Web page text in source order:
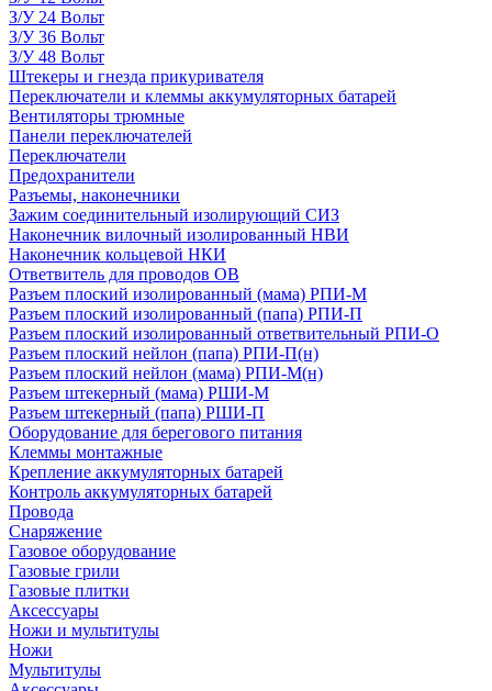
З/У 24 Вольт
З/У 36 Вольт
З/У 48 Вольт
Штекеры и гнезда прикуривателя
Переключатели и клеммы аккумуляторных батарей
Вентиляторы трюмные
Панели переключателей
Переключатели
Предохранители
Разъемы, наконечники
Зажим соединительный изолирующий СИЗ
Наконечник вилочный изолированный НВИ
Наконечник кольцевой НКИ
Ответвитель для проводов ОВ
Разъем плоский изолированный (мама) РПИ-М
Разъем плоский изолированный (папа) РПИ-П
Разъем плоский изолированный ответвительный РПИ-О
Разъем плоский нейлон (папа) РПИ-П(н)
Разъем плоский нейлон (мама) РПИ-М(н)
Разъем штекерный (мама) РШИ-М
Разъем штекерный (папа) РШИ-П
Оборудование для берегового питания
Клеммы монтажные
Крепление аккумуляторных батарей
Контроль аккумуляторных батарей
Провода
Снаряжение
Газовое оборудование
Газовые грили
Газовые плитки
Аксессуары
Ножи и мультитулы
Ножи
Мультитулы